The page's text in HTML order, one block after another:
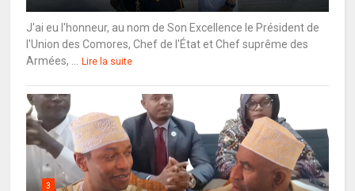
J'ai eu l'honneur, au nom de Son Excellence le Président de
l'Union des Comores, Chef de l'État et Chef suprême des
Armées, ...
Lire la suite
3